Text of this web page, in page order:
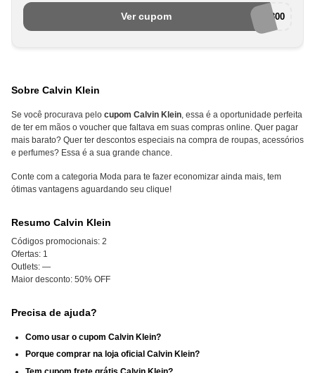
Ver cupom ANNA300
Sobre Calvin Klein
Se você procurava pelo cupom Calvin Klein , essa é a oportunidade perfeita
de ter em mãos o voucher que faltava em suas compras online. Quer pagar
mais barato? Quer ter descontos especiais na compra de roupas, acessórios
e perfumes? Essa é a sua grande chance.
Conte com a categoria Moda para te fazer economizar ainda mais, tem
ótimas vantagens aguardando seu clique!
Resumo Calvin Klein
Códigos promocionais: 2
Ofertas: 1
Outlets: —
Maior desconto: 50% OFF
Precisa de ajuda?
Como usar o cupom Calvin Klein?
Porque comprar na loja oficial Calvin Klein?